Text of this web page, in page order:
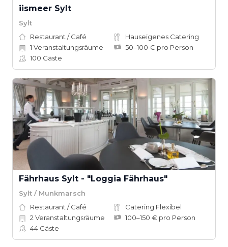
iismeer Sylt
Sylt
Restaurant / Café
Hauseigenes Catering
1 Veranstaltungsräume
50–100 € pro Person
100 Gäste
Fährhaus Sylt - "Loggia Fährhaus"
Sylt / Munkmarsch
Restaurant / Café
Catering Flexibel
2 Veranstaltungsräume
100–150 € pro Person
44 Gäste